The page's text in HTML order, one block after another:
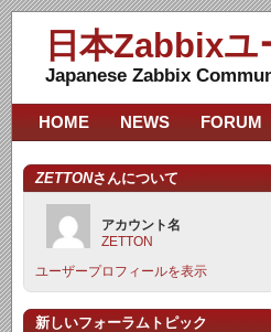
日本Zabbixユ
Japanese Zabbix
HOME NEWS FORUM
ZETTONさんについて
アカウント名
ZETTON
ユーザープロフィールを表示
新しいフォーラムトピック